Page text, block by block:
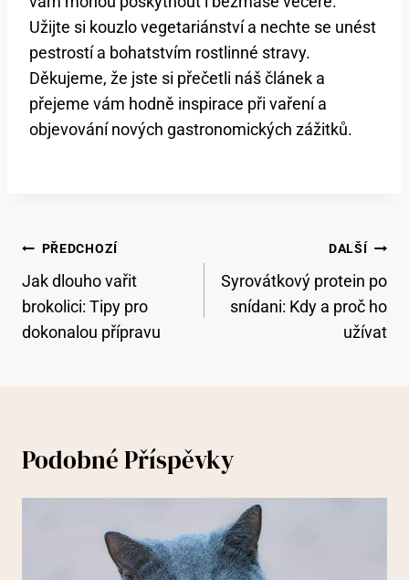
Užijte si kouzlo vegetariánství a nechte se unést
pestrostí a bohatstvím rostlinné stravy.
Děkujeme, že jste si přečetli náš článek a
přejeme vám hodně inspirace při vaření a
objevování nových gastronomických zážitků.
Navigace
Pro
Příspěvek
PŘEDCHOZÍ
Jak dlouho vařit
brokolici: Tipy pro
dokonalou přípravu
DALŠÍ
Syrovátkový protein po
snídani: Kdy a proč ho
užívat
Podobné Příspěvky